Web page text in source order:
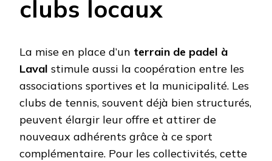
clubs locaux
La mise en place d’un terrain de padel à
Laval stimule aussi la coopération entre les
associations sportives et la municipalité. Les
clubs de tennis, souvent déjà bien structurés,
peuvent élargir leur offre et attirer de
nouveaux adhérents grâce à ce sport
complémentaire. Pour les collectivités, cette